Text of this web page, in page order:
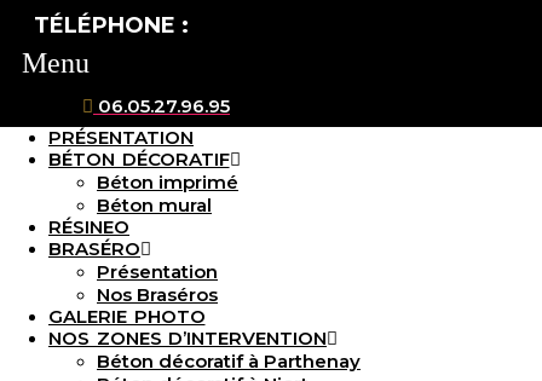
Menu
PRÉSENTATION
BÉTON DÉCORATIF
Béton imprimé
Béton mural
RÉSINEO
BRASÉRO
Présentation
Nos Braséros
GALERIE PHOTO
NOS ZONES D’INTERVENTION
Béton décoratif à Parthenay
TÉLÉPHONE :
06.05.27.96.95
MAIL :
martinezespverts@gmail.com
HORAIRES D’OUVERTURE :